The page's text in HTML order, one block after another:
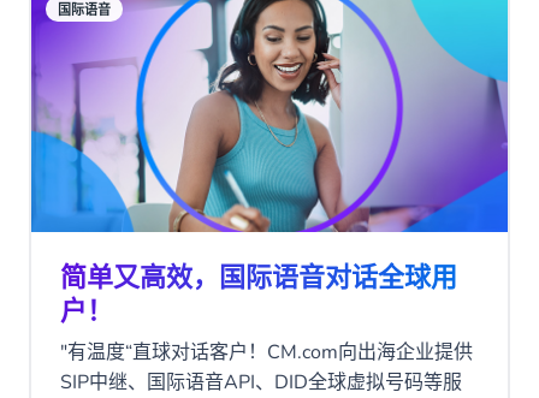
国际语音
简单又高效，国际语音对话全球用
户！
"有温度“直球对话客户！CM.com向出海企业提供
SIP中继、国际语音API、DID全球虚拟号码等服